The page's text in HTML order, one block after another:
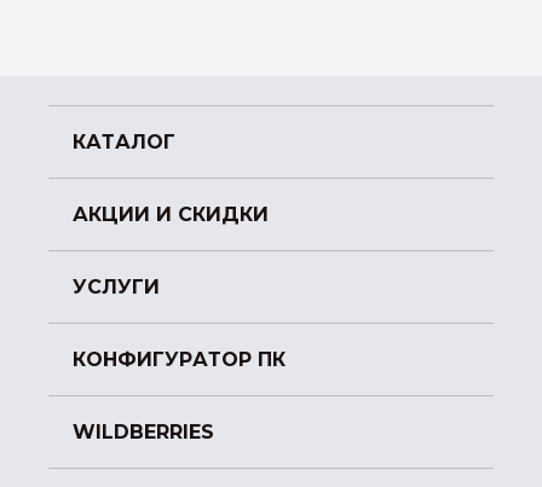
КАТАЛОГ
АКЦИИ И СКИДКИ
УСЛУГИ
КОНФИГУРАТОР ПК
WILDBERRIES